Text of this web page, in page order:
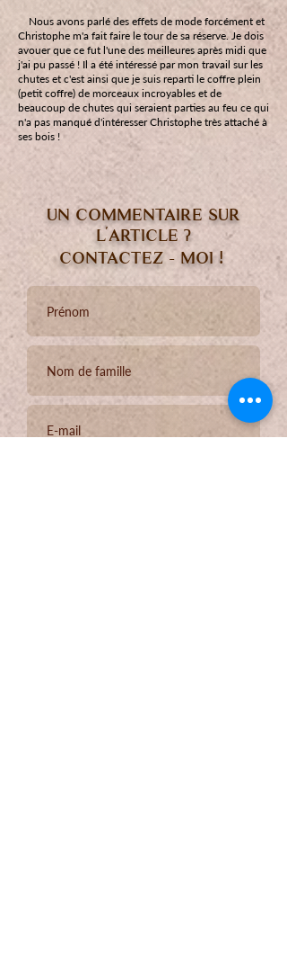
Nous avons parlé des effets de mode forcément et
Christophe m'a fait faire le tour de sa réserve. Je dois
avouer que ce fut l'une des meilleures après midi que
j'ai pu passé ! Il a été intéressé par mon travail sur les
chutes et c'est ainsi que je suis reparti le coffre plein
(petit coffre) de morceaux incroyables et de
beaucoup de chutes qui seraient parties au feu ce qui
n'a pas manqué d'intéresser Christophe très attaché à
ses bois !
UN COMMENTAIRE SUR
L'ARTICLE ?
CONTACTEZ - MOI!